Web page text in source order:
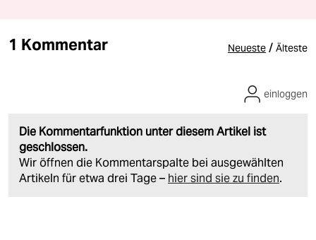
1 Kommentar Neueste / Älteste
Die Kommentarfunktion unter diesem Artikel ist
geschlossen.
Wir öffnen die Kommentarspalte bei ausgewählten
Artikeln für etwa drei Tage – hier sind sie zu finden.
einloggen